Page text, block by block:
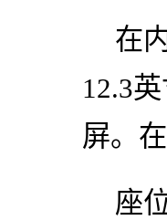
在
12.3
屏。
座